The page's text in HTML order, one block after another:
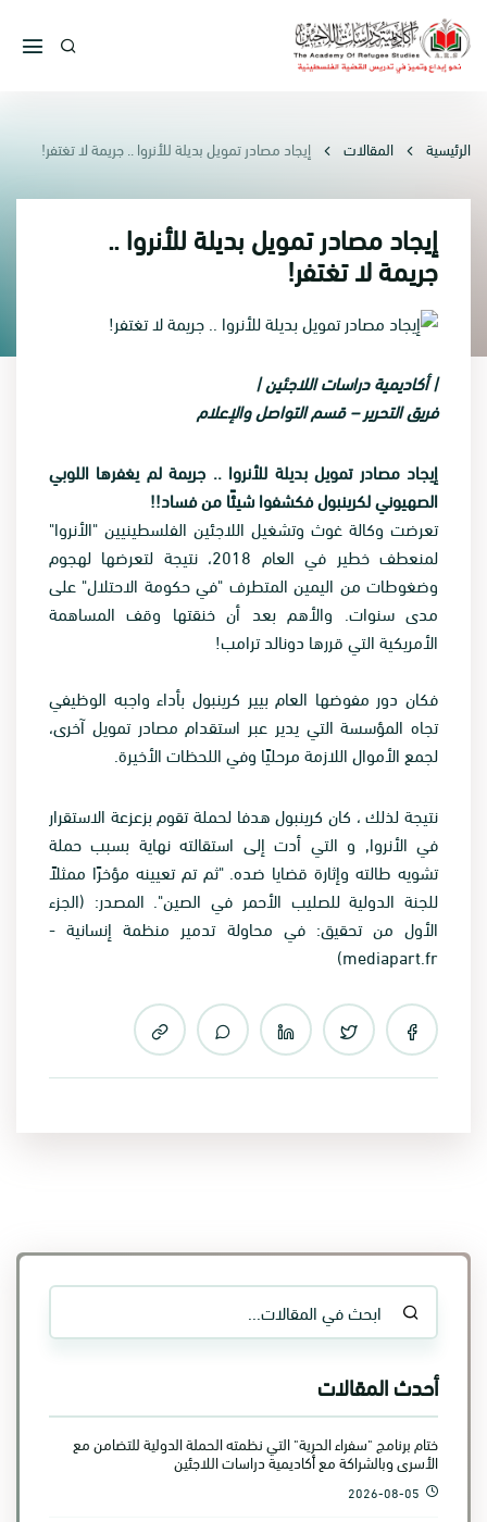
الرئيسية المقالات إيجاد مصادر تمويل بديلة للأنروا .. جريمة لا تغتفر!
إيجاد مصادر تمويل بديلة للأنروا ..
جريمة لا تغتفر!
| أكاديمية دراسات اللاجئين |
فريق التحرير – قسم التواصل والإعلام
إيجاد مصادر تمويل بديلة للأنروا .. جريمة لم يغفرها اللوبي
الصهيوني لكرينبول فكشفوا شيئًا من فساد!!
تعرضت وكالة غوث وتشغيل اللاجئين الفلسطينيين "الأنروا"
لمنعطف خطير في العام 2018، نتيجة لتعرضها لهجوم
وضغوطات من اليمين المتطرف "في حكومة الاحتلال" على
مدى سنوات. والأهم بعد أن خنقتها وقف المساهمة
الأمريكية التي قررها دونالد ترامب!
فكان دور مفوضها العام بيير كرينبول بأداء واجبه الوظيفي
تجاه المؤسسة التي يدير عبر استقدام مصادر تمويل آخرى،
لجمع الأموال اللازمة مرحليًا وفي اللحظات الأخيرة.
نتيجة لذلك ، كان كرينبول هدفا لحملة تقوم بزعزعة الاستقرار
في الأنروا, و التي أدت إلى استقالته نهاية بسبب حملة
تشويه طالته وإثارة قضايا ضده. "ثم تم تعيينه مؤخرًا ممثلاً
للجنة الدولية للصليب الأحمر في الصين". المصدر: (الجزء
الأول من تحقيق: في محاولة تدمير منظمة إنسانية -
mediapart.fr)
أحدث المقالات
ختام برنامج "سفراء الحرية" التي نظمته الحملة الدولية للتضامن مع
الأسرى وبالشراكة مع أكاديمية دراسات اللاجئين
2026-08-05